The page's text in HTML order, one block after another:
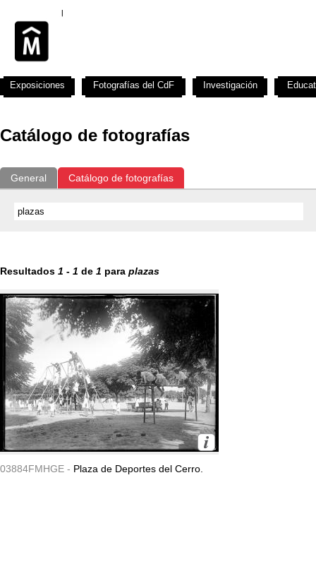
Catálogo de fotografías
General Catálogo de fotografías
Resultados 1 - 1 de 1 para plazas
03884FMHGE - Plaza de Deportes del Cerro.
Exposiciones Fotografías del CdF Investigación